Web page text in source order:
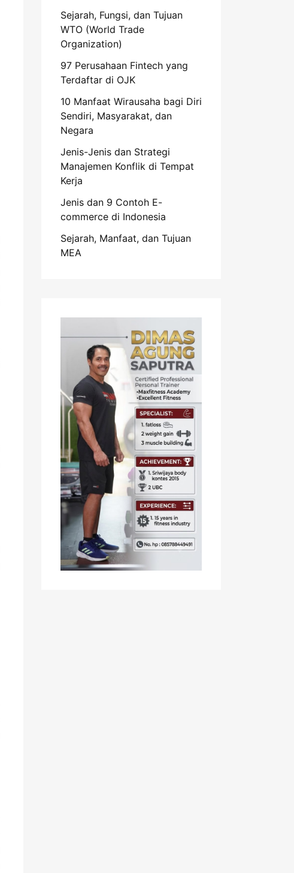
Sejarah, Fungsi, dan Tujuan
WTO (World Trade
Organization)
97 Perusahaan Fintech yang
Terdaftar di OJK
10 Manfaat Wirausaha bagi Diri
Sendiri, Masyarakat, dan
Negara
Jenis-Jenis dan Strategi
Manajemen Konflik di Tempat
Kerja
Jenis dan 9 Contoh E-
commerce di Indonesia
Sejarah, Manfaat, dan Tujuan
MEA